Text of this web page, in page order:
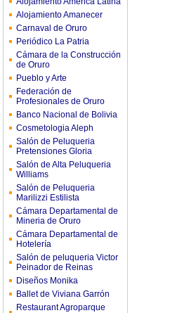
Alojamiento Amanecer
Carnaval de Oruro
Periódico La Patria
Cámara de la Construcción
de Oruro
Pueblo y Arte
Federación de
Profesionales de Oruro
Banco Nacional de Bolivia
Cosmetologia Aleph
Salón de Peluqueria
Pretensiones Gloria
Salón de Alta Peluqueria
Williams
Salón de Peluqueria
Marilizzi Estilista
Cámara Departamental de
Mineria de Oruro
Cámara Departamental de
Hotelería
Salón de peluqueria Victor
Peinador de Reinas
Diseños Monika
Ballet de Viviana Garrón
Restaurant Agroparque